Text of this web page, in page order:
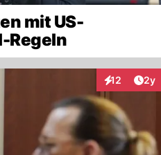
mit US-
Regeln
12 2y